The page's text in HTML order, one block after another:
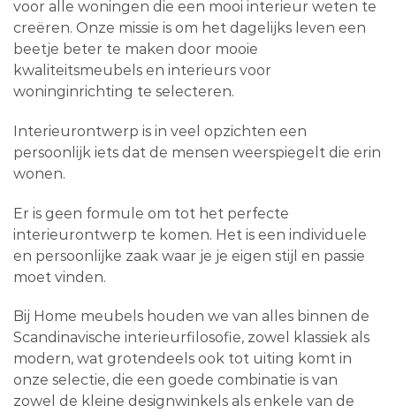
voor alle woningen die een mooi interieur weten te
creëren. Onze missie is om het dagelijks leven een
beetje beter te maken door mooie
kwaliteitsmeubels en interieurs voor
woninginrichting te selecteren.
Interieurontwerp is in veel opzichten een
persoonlijk iets dat de mensen weerspiegelt die erin
wonen.
Er is geen formule om tot het perfecte
interieurontwerp te komen. Het is een individuele
en persoonlijke zaak waar je je eigen stijl en passie
moet vinden.
Bij Home meubels houden we van alles binnen de
Scandinavische interieurfilosofie, zowel klassiek als
modern, wat grotendeels ook tot uiting komt in
onze selectie, die een goede combinatie is van
zowel de kleine designwinkels als enkele van de